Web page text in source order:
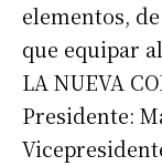
elementos,
que equipar
LA NUEVA
Presidente: